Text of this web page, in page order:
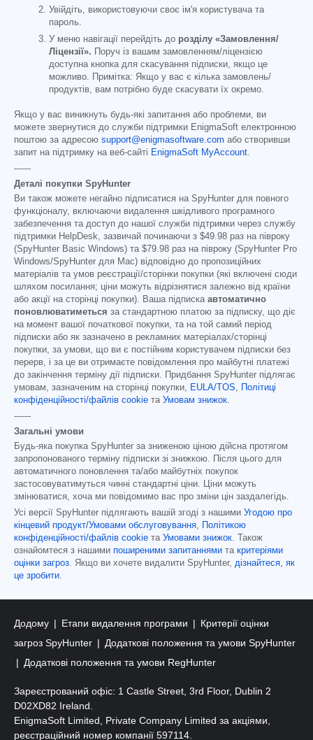
Увійдіть, використовуючи своє ім'я користувача та
пароль.
У меню навігації перейдіть до розділу «Замовлення/
Ліцензії». Поруч із вашим замовленням/ліцензією
доступна кнопка для скасування підписки, якщо це
можливо. Примітка: Якщо у вас є кілька замовлень/
продуктів, вам потрібно буде скасувати їх окремо.
Якщо у вас виникнуть будь-які запитання або проблеми, ви
можете звернутися до служби підтримки EnigmaSoft електронною
поштою за адресою support@enigmasoftware.com або створивши
запит на підтримку на веб-сайті EnigmaSoft MyAccount.
------
Деталі покупки SpyHunter
Ви також можете негайно підписатися на SpyHunter для повного
функціоналу, включаючи видалення шкідливого програмного
забезпечення та доступ до нашої служби підтримки через службу
підтримки HelpDesk, зазвичай починаючи з $49.98 раз на півроку
(SpyHunter Basic Windows) та $79.98 раз на півроку (SpyHunter Pro
Windows/SpyHunter для Mac) відповідно до пропозиційних
матеріалів та умов реєстрації/сторінки покупки (які включені сюди
шляхом посилання; ціни можуть відрізнятися залежно від країни
або акції на сторінці покупки). Ваша підписка автоматично
поновлюватиметься за стандартною платою за підписку, що діє
на момент вашої початкової покупки, та на той самий період
підписки або як зазначено в рекламних матеріалах/сторінці
покупки, за умови, що ви є постійним користувачем підписки без
перерв, і за це ви отримаєте повідомлення про майбутні платежі
до закінчення терміну дії підписки. Придбання SpyHunter підлягає
умовам, зазначеним на сторінці покупки, EULA/TOS,
Політиці
конфіденційності/файлів cookie та Умовам знижок.
------
Загальні умови
Будь-яка покупка SpyHunter за зниженою ціною дійсна протягом
запропонованого терміну підписки зі знижкою. Після цього для
автоматичного поновлення та/або майбутніх покупок
застосовуватимуться чинні стандартні ціни. Ціни можуть
змінюватися, хоча ми повідомимо вас про зміни цін заздалегідь.
Усі версії SpyHunter підлягають вашій згоді з нашими Угодою про
кінцевий продукт/Умовами обслуговування,
Політикою
конфіденційності/файлів cookie та Умовами знижок. Також
ознайомтеся з нашими поширеними запитаннями та критеріями
оцінки загроз. Якщо ви хочете видалити SpyHunter, дізнайтеся, як
це зробити.
Додому Етапи видалення програми
Критерії оцінки
загроз SpyHunter
Додаткові положення та умови SpyHunter
Додаткові положення та умови RegHunter
Зареєстрований офіс: 1 Castle Street, 3rd Floor, Dublin 2
D02XD82 Ireland.
EnigmaSoft Limited, Private Company Limited за акціями,
реєстраційний номер компанії 597114.